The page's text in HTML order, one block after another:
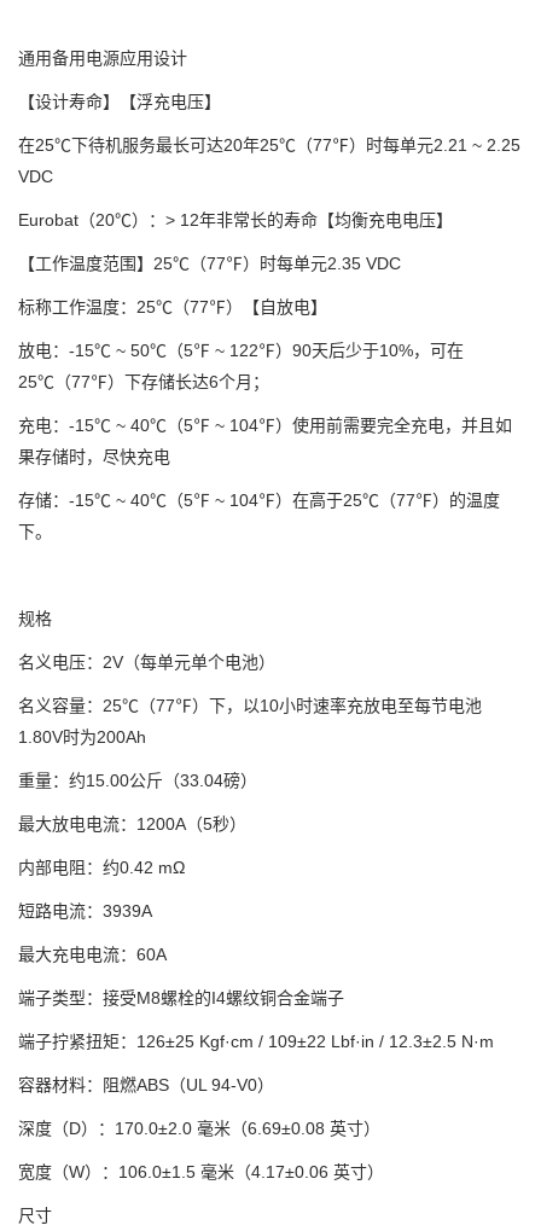
通用备用电源应用设计
【设计寿命】 【浮充电压】
在25℃下待机服务最长可达20年25℃（77℉）时每单元2.21 ~ 2.25
VDC
Eurobat（20℃）：> 12年非常长的寿命 【均衡充电电压】
【工作温度范围】 25℃（77℉）时每单元2.35 VDC
标称工作温度：25℃（77℉） 【自放电】
放电：-15℃ ~ 50℃（5℉ ~ 122℉） 90天后少于10%，可在
25℃（77℉）下存储长达6个月；
充电：-15℃ ~ 40℃（5℉ ~ 104℉） 使用前需要完全充电，并且如
果存储时，尽快充电
存储：-15℃ ~ 40℃（5℉ ~ 104℉） 在高于25℃（77℉）的温度
下。
规格
名义电压： 2V（每单元单个电池）
名义容量： 25℃（77℉）下，以10小时速率充放电至每节电池
1.80V时为200Ah
重量： 约15.00公斤（33.04磅）
最大放电电流： 1200A（5秒）
内部电阻： 约0.42 mΩ
短路电流： 3939A
最大充电电流： 60A
端子类型： 接受M8螺栓的I4螺纹铜合金端子
端子拧紧扭矩： 126±25 Kgf·cm / 109±22 Lbf·in / 12.3±2.5 N·m
容器材料： 阻燃ABS（UL 94-V0）
深度（D）： 170.0±2.0 毫米（6.69±0.08 英寸）
宽度（W）： 106.0±1.5 毫米（4.17±0.06 英寸）
尺寸